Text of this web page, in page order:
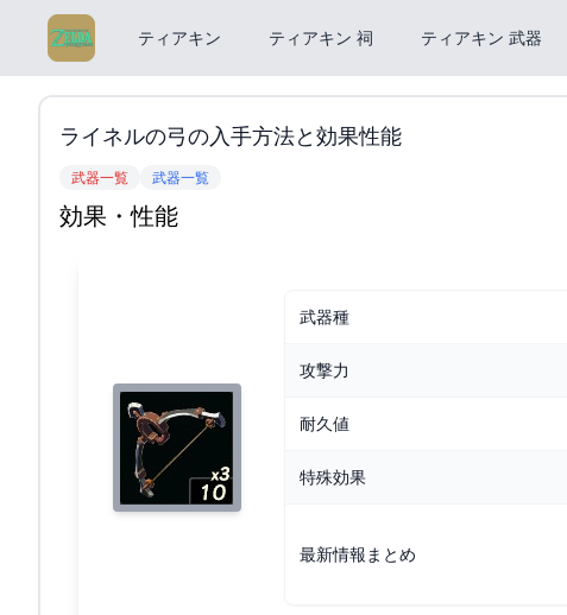
ティアキン ティアキン 祠 ティアキン 武器
ライネルの弓の入手方法と効果性能
武器一覧 武器一覧
効果・性能
武器種
攻撃力
耐久値
特殊効果
最新情報まとめ